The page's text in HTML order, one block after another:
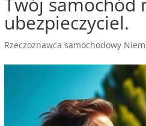
ubezpieczyciel.
Rzeczoznawca samochodowy